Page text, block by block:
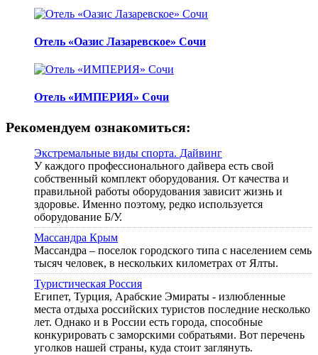
Отель «Оазис Лазаревское» Сочи
Отель «ИМПЕРИЯ» Сочи
Рекомендуем ознакомиться:
Экстремальные виды спорта. Дайвинг
У каждого профессионального дайвера есть свой
собственный комплект оборудования. От качества и
правильной работы оборудования зависит жизнь и
здоровье. Именно поэтому, редко используется
оборудование Б/У.
Массандра Крым
Массандра – поселок городского типа с населением семь
тысяч человек, в нескольких километрах от Ялты.
Туристическая Россия
Египет, Турция, Арабские Эмираты - излюбленные
места отдыха российских туристов последние несколько
лет. Однако и в России есть города, способные
конкурировать с заморскими собратьями. Вот перечень
уголков нашей страны, куда стоит заглянуть.